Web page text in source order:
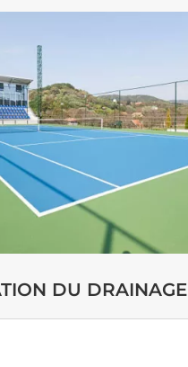
DU DRAINAGE